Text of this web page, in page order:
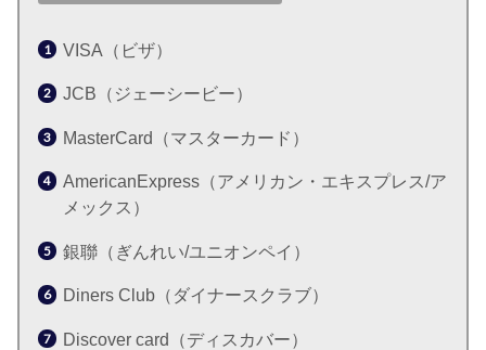
VISA（ビザ）
JCB（ジェーシービー）
MasterCard（マスターカード）
AmericanExpress（アメリカン・エキスプレス/ア
メックス）
銀聯（ぎんれい/ユニオンペイ）
Diners Club（ダイナースクラブ）
Discover card（ディスカバー）